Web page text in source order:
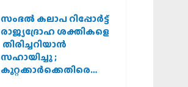
സംഭൽ കലാപ റിപ്പോർട്ട്
രാജ്യദ്രോഹ ശക്തികളെ
തിരിച്ചറിയാൻ
സഹായിച്ചു ;
കുറ്റക്കാർക്കെതിരെ